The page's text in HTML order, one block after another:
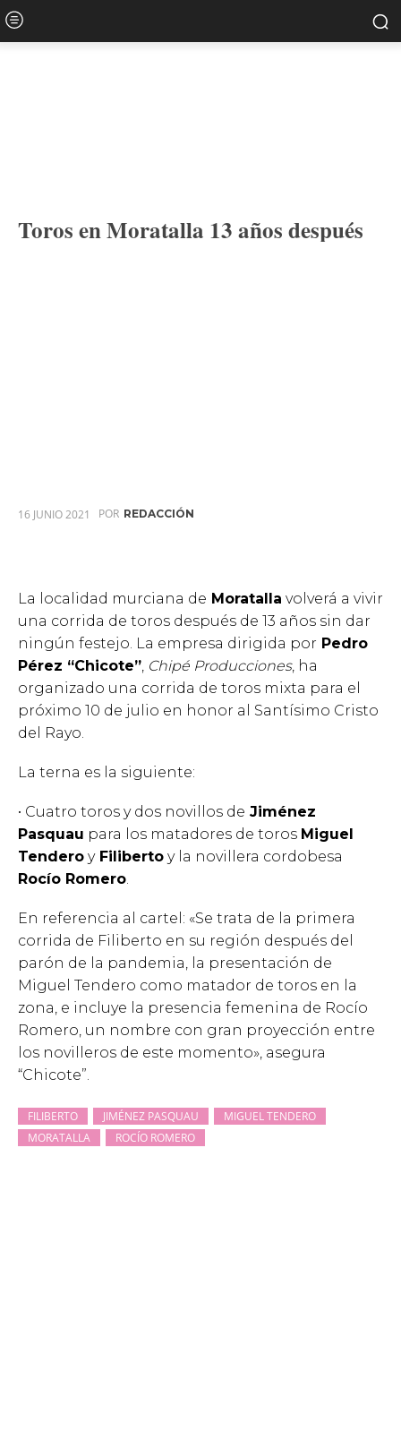
Toros en Moratalla 13 años después
16 JUNIO 2021 POR REDACCIÓN
La localidad murciana de Moratalla volverá a vivir
una corrida de toros después de 13 años sin dar
ningún festejo. La empresa dirigida por Pedro
Pérez “Chicote” Chipé Producciones, ha
organizado una corrida de toros mixta para el
próximo 10 de julio en honor al Santísimo Cristo
del Rayo.
La terna es la siguiente:
• Cuatro toros y dos novillos de Jiménez
Pasquau para los matadores de toros Miguel
Tendero yFiliberto y la novillera cordobesa
Rocío Romero.
En referencia al cartel: «Se trata de la primera
corrida de Filiberto en su región después del
parón de la pandemia, la presentación de
Miguel Tendero como matador de toros en la
zona, e incluye la presencia femenina de Rocío
Romero, un nombre con gran proyección entre
los novilleros de este momento», asegura
“Chicote”.
FILIBERTO JIMÉNEZ PASQUAU
MIGUEL TENDERO
MORATALLA
ROCÍO ROMERO